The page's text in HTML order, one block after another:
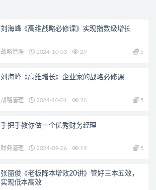
刘海峰《高维战略必修课》实现指数级增长
战略管理 2024-10-03 29 5
刘海峰《高维增长》企业家的战略必修课
战略管理 2024-10-01 26 5
手把手教你做一个优秀财务经理
财务管理 2024-09-26 19 5
张丽俊《老板降本增效20讲》管好三本五效，
实现低本高效